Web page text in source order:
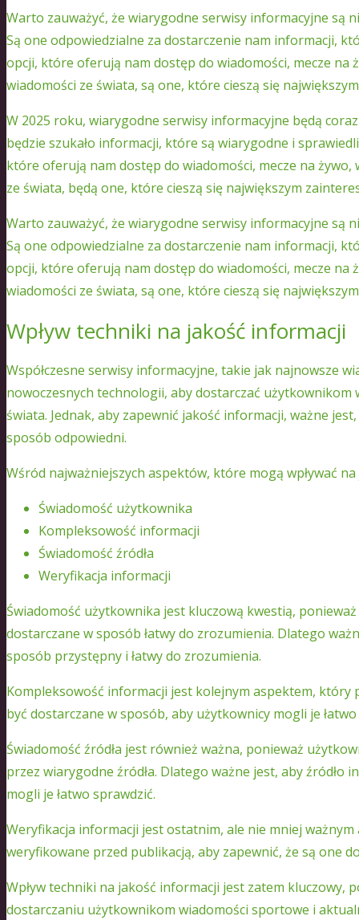
Warto zauważyć, że wiarygodne serwisy informacyjne są
Są one odpowiedzialne za dostarczenie nam informacji,
opcji, które oferują nam dostęp do wiadomości, mecze na
wiadomości ze świata, są one, które cieszą się
W 2025 roku, wiarygodne serwisy informacyjne będą
będzie szukało informacji, które są wiarygodne i
które oferują nam dostęp do wiadomości, mecze na
ze świata, będą one, które cieszą się największym
Warto zauważyć, że wiarygodne serwisy informacyjne są
Są one odpowiedzialne za dostarczenie nam informacji,
opcji, które oferują nam dostęp do wiadomości, mecze na
wiadomości ze świata, są one, które cieszą się
Wpływ techniki na jakość informacji
Współczesne serwisy informacyjne, takie jak najnowsze
nowoczesnych technologii, aby dostarczać użytkownikom
świata. Jednak, aby zapewnić jakość informacji, ważne
sposób odpowiedni.
Wśród najważniejszych aspektów, które mogą wpływać
Świadomość użytkownika
Kompleksowość informacji
Świadomość źródła
Weryfikacja informacji
Świadomość użytkownika jest kluczową kwestią,
dostarczane w sposób łatwy do zrozumienia. Dlatego
sposób przystępny i łatwy do zrozumienia.
Kompleksowość informacji jest kolejnym aspektem,
być dostarczane w sposób, aby użytkownicy mogli je
Świadomość źródła jest również ważna, ponieważ
przez wiarygodne źródła. Dlatego ważne jest, aby źródło
mogli je łatwo sprawdzić.
Weryfikacja informacji jest ostatnim, ale nie mniej
weryfikowane przed publikacją, aby zapewnić, że są one
Wpływ techniki na jakość informacji jest zatem kluczowy,
dostarczaniu użytkownikom wiadomości sportowe i